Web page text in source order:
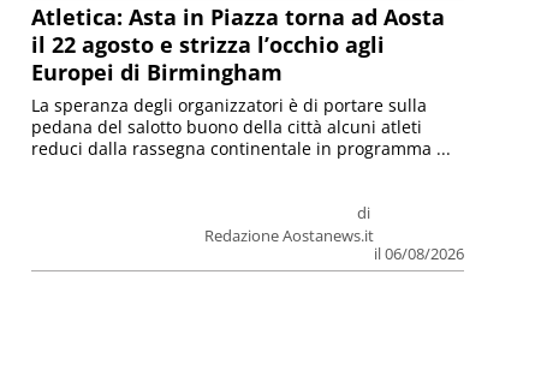
Atletica: Asta in Piazza torna ad Aosta
il 22 agosto e strizza l’occhio agli
Europei di Birmingham
di
Redazione Aostanews.it
il 06/08/2026
La speranza degli organizzatori è di portare sulla
pedana del salotto buono della città alcuni atleti
reduci dalla rassegna continentale in programma ...